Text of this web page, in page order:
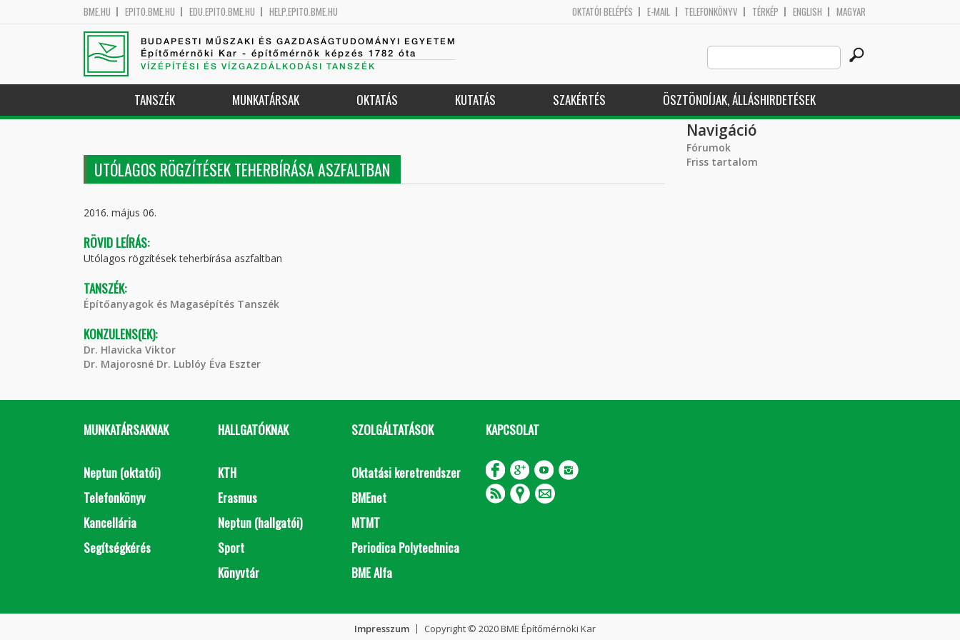
BME.HU EPITO.BME.HU EDU.EPITO.BME.HU HELP.EPITO.BME.HU OKTATÓI BELÉPÉS E-MAIL TELEFONKÖNYV TÉRKÉP ENGLISH MAGYAR
BUDAPESTI MŰSZAKI ÉS GAZDASÁGTUDOMÁNYI EGYETEM
Építőmérnöki Kar - építőmérnök képzés 1782 óta
VÍZÉPÍTÉSI ÉS VÍZGAZDÁLKODÁSI TANSZÉK
Search
this
site
TANSZÉK MUNKATÁRSAK OKTATÁS KUTATÁS SZAKÉRTÉS ÖSZTÖNDÍJAK, ÁLLÁSHIRDETÉSEK
UTÓLAGOS RÖGZÍTÉSEK TEHERBÍRÁSA ASZFALTBAN
2016. május 06.
RÖVID LEÍRÁS:
Utólagos rögzítések teherbírása aszfaltban
TANSZÉK:
Építőanyagok és Magasépítés Tanszék
KONZULENS(EK):
Dr. Hlavicka Viktor
Dr. Majorosné Dr. Lublóy Éva Eszter
Navigáció
Fórumok
Friss tartalom
MUNKATÁRSAKNAK
Neptun (oktatói)
Telefonkönyv
Kancellária
Segítségkérés
HALLGATÓKNAK
KTH
Erasmus
Neptun (hallgatói)
Sport
Könyvtár
SZOLGÁLTATÁSOK
Oktatási keretrendszer
BMEnet
MTMT
Periodica Polytechnica
BME Alfa
KAPCSOLAT
Impresszum
Copyright © 2020 BME Építőmérnöki Kar